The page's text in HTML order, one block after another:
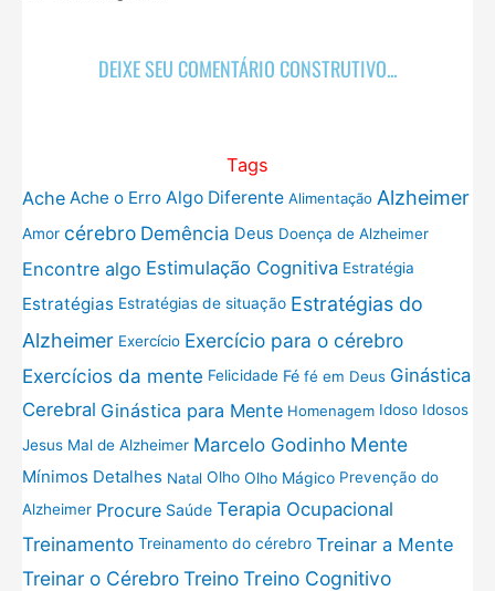
DEIXE SEU COMENTÁRIO CONSTRUTIVO...
Tags
Ache Ache o Erro Algo Diferente Alimentação Alzheimer
Amor cérebro Demência Deus Doença de Alzheimer
Encontre algo Estimulação Cognitiva Estratégia
Estratégias Estratégias de situação Estratégias do
Alzheimer Exercício Exercício para o cérebro
Exercícios da mente Felicidade Fé fé em Deus Ginástica
Cerebral Ginástica para Mente Homenagem Idoso Idosos
Jesus Mal de Alzheimer Marcelo Godinho Mente
Mínimos Detalhes Natal Olho Olho Mágico Prevenção do
Alzheimer Procure Saúde Terapia Ocupacional
Treinamento Treinamento do cérebro Treinar a Mente
Treinar o CérebroTreinoTreino Cognitivo